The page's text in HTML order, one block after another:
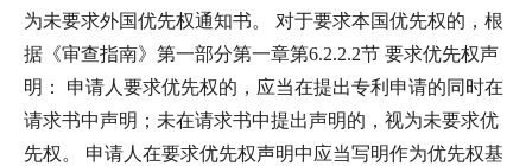
为未要求外国优先权通知书。 对于要求本国优先权的，根
据《审查指南》第一部分第一章第6.2.2.2节 要求优先权声
明： 申请人要求优先权的，应当在提出专利申请的同时在
请求书中声明；未在请求书中提出声明的，视为未要求优
先权。 申请人在要求优先权声明中应当写明作为优先权基